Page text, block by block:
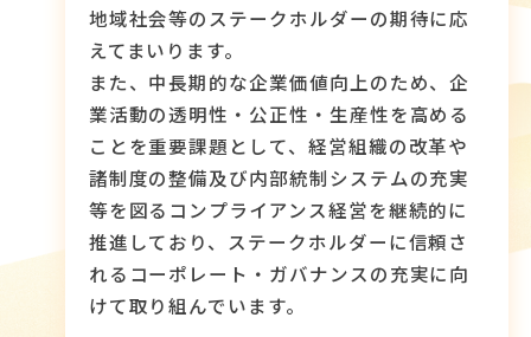
地域社会等のステークホルダーの期待に応
えてまいります。
また、中長期的な企業価値向上のため、企
業活動の透明性・公正性・生産性を高める
ことを重要課題として、経営組織の改革や
諸制度の整備及び内部統制システムの充実
等を図るコンプライアンス経営を継続的に
推進しており、ステークホルダーに信頼さ
れるコーポレート・ガバナンスの充実に向
けて取り組んでいます。